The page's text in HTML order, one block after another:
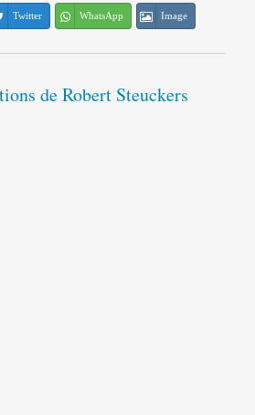
Twitter WhatsApp Image
de Robert Steuckers